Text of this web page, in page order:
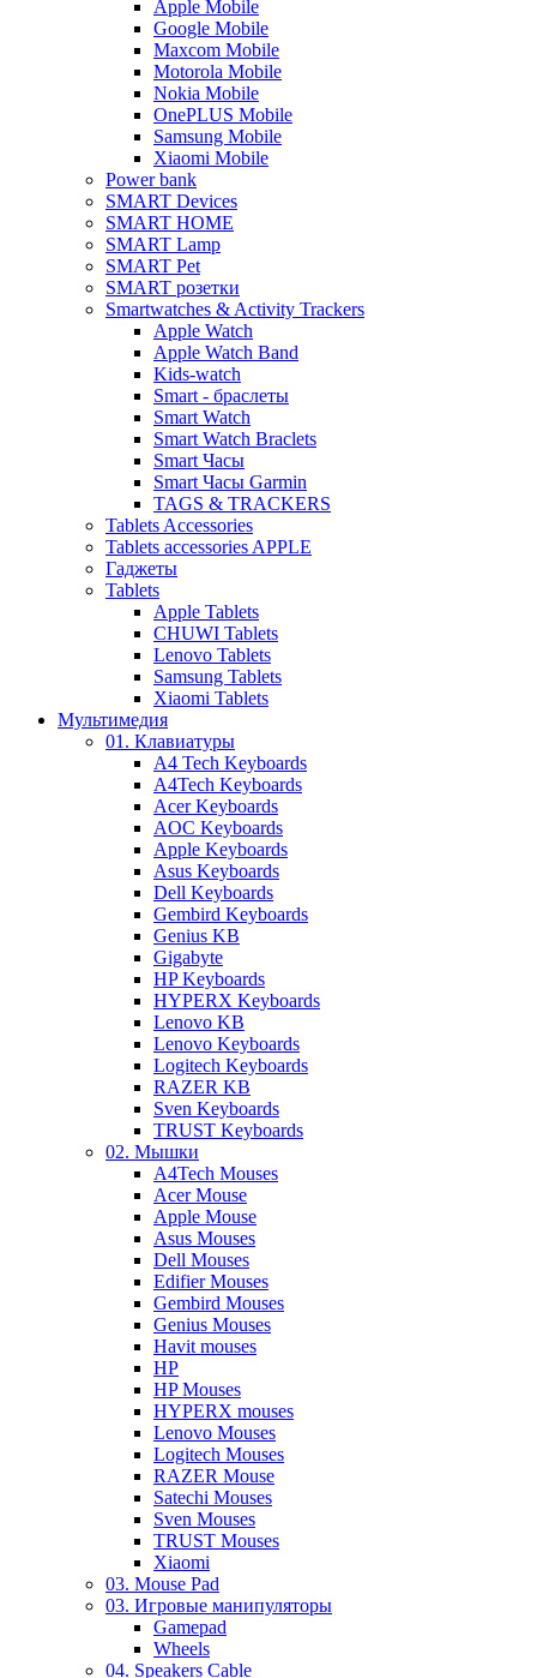
Apple Mobile
Google Mobile
Maxcom Mobile
Motorola Mobile
Nokia Mobile
OnePLUS Mobile
Samsung Mobile
Xiaomi Mobile
Power bank
SMART Devices
SMART HOME
SMART Lamp
SMART Pet
SMART розетки
Smartwatches & Activity Trackers
Apple Watch
Apple Watch Band
Kids-watch
Smart - браслеты
Smart Watch
Smart Watch Braclets
Smart Часы
Smart Часы Garmin
TAGS & TRACKERS
Tablets Accessories
Tablets accessories APPLE
Гаджеты
Tablets
Apple Tablets
CHUWI Tablets
Lenovo Tablets
Samsung Tablets
Xiaomi Tablets
Мультимедия
01. Клавиатуры
A4 Tech Keyboards
A4Tech Keyboards
Acer Keyboards
AOC Keyboards
Apple Keyboards
Asus Keyboards
Dell Keyboards
Gembird Keyboards
Genius KB
Gigabyte
HP Keyboards
HYPERX Keyboards
Lenovo KB
Lenovo Keyboards
Logitech Keyboards
RAZER KB
Sven Keyboards
TRUST Keyboards
02. Мышки
A4Tech Mouses
Acer Mouse
Apple Mouse
Asus Mouses
Dell Mouses
Edifier Mouses
Gembird Mouses
Genius Mouses
Havit mouses
HP
HP Mouses
HYPERX mouses
Lenovo Mouses
Logitech Mouses
RAZER Mouse
Satechi Mouses
Sven Mouses
TRUST Mouses
Xiaomi
03. Mouse Pad
03. Игровые манипуляторы
Gamepad
Wheels
04. Speakers Cable